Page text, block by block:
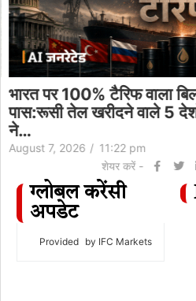
भारत पर 100% टैरिफ वाला
पास:रूसी तेल खरीदने वाले 5
ने…
August 7, 2026 / 11:22 pm
शेयर करें -
ग्लोबल करेंसी
अपडेट
Provided by IFC Markets